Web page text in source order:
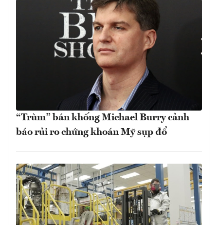
“Trùm” bán khống Michael Burry cảnh
báo rủi ro chứng khoán Mỹ sụp đổ